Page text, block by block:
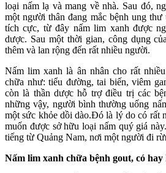
loại nấm lạ và mang về nhà. Sau đó,
một người thân đang mắc bệnh ung
tích cực, từ đây nấm lim xanh được
dược. Sau một thời gian, công dụng
thêm và lan rộng đến rất nhiều người.
Nấm lim xanh là ân nhân cho rất
chữa như: tiểu đường, tai biến, viêm
còn là thần dược hỗ trợ điều trị các
những vậy, người bình thường uống
một sức khỏe dồi dào.Đó là lý do có rất
muốn được sở hữu loại nấm quý giá
tiếng từ Quảng Nam, nơi một người đi
Nấm lim xanh chữa bệnh gout, có hay